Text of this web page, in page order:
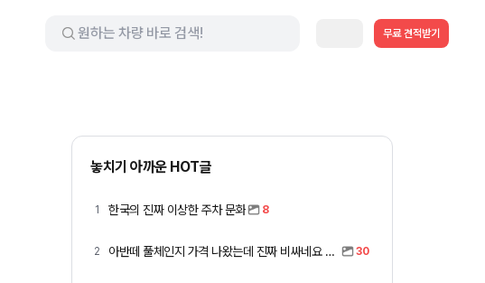
무료 견적받기
놓치기 아까운 HOT글
1 한국의 진짜 이상한 주차 문화 8
2 아반떼 풀체인지 가격 나왔는데 진짜 비싸네요 ㅎㅎ 30